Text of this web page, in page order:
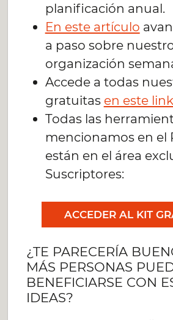
planificación anual.
En este artículo
a paso sobre
organización
Accede a todas
gratuitas en este
Todas las
mencionamos en el
están en el área
Suscriptores:
ACCEDER AL KIT
¿TE PARECERÍA
MÁS PERSONAS
BENEFICIARSE CON
IDEAS?